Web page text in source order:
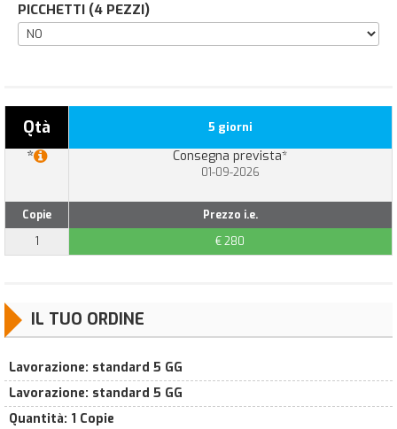
PICCHETTI (4 PEZZI)
Qtà
*
Copie
1
5 giorni
Consegna prevista*
01-09-2026
Prezzo i.e.
€ 280
IL TUO ORDINE
Lavorazione: standard 5 GG
Lavorazione: standard 5 GG
Quantità: 1 Copie